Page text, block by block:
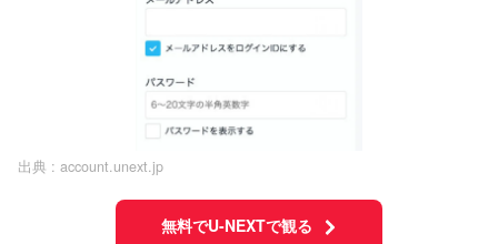
出典 : account.unext.jp
無料でU-NEXTで観る